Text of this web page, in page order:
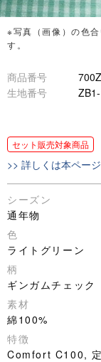
※写真（画像）の色
す。
商品番号
生地番号
セット販売対象商品
>> 詳しくは本ペー
シーズン
通年物
色
ライトグリーン
柄
ギンガムチェック
素材
綿100%
特徴
Comfort C100,